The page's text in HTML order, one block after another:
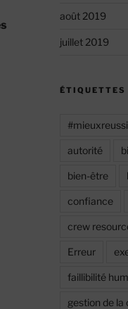
août 2019
juillet 2019
ÉTIQUETTES
autorité
bien-être
confiance
crew
Erreur
faillibilité
gestion de la